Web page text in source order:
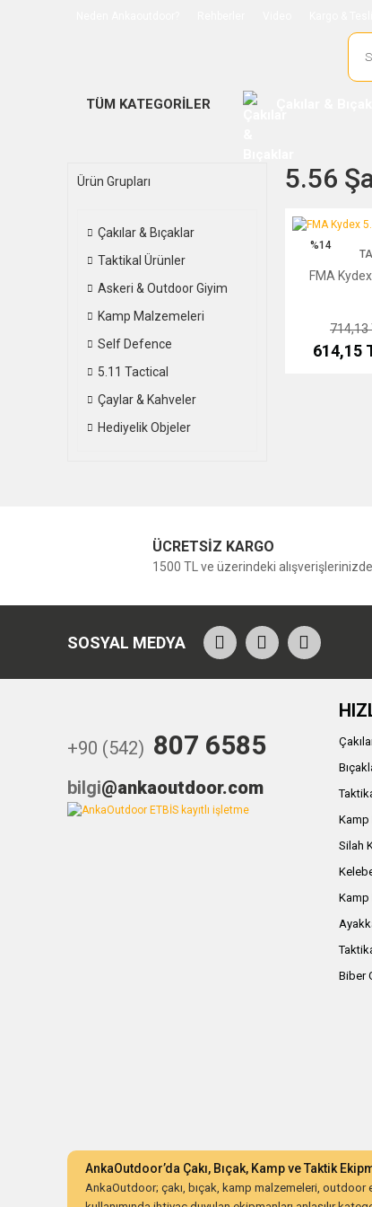
TÜM KATEGORİLER
Ürün Grupları
Çakılar & Bıçaklar
Taktikal Ürünler
Askeri & Outdoor Giyim
Kamp Malzemeleri
Self Defence
5.11 Tactical
Çaylar & Kahveler
Hediyelik Objeler
5.56
FMA Kydex 5.56
%14
FMA
714,13
614,15
ÜCRETSİZ KARGO
1500 TL ve üzerindeki
SOSYAL MEDYA
+90 (542) 807 6585
bilgi@ankaoutdoor.com
Kamp
Silah
Kamp
Biber
AnkaOutdoor’da Çakı, Bıçak, Kamp ve Taktik
AnkaOutdoor; çakı, bıçak, kamp malzemeleri, outdoor